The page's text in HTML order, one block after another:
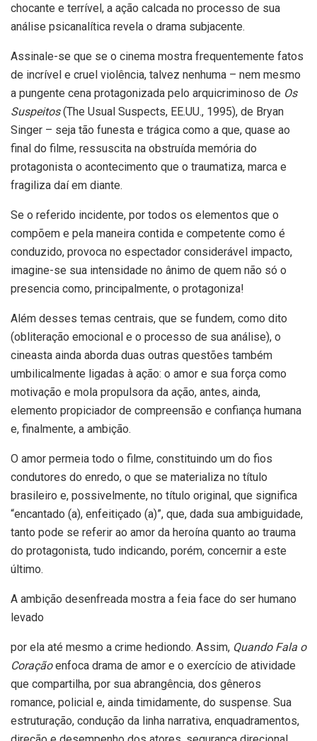
chocante e terrível, a ação calcada no processo de sua
análise psicanalítica revela o drama subjacente.
Assinale-se que se o cinema mostra frequentemente fatos
de incrível e cruel violência, talvez nenhuma – nem mesmo
a pungente cena protagonizada pelo arquicriminoso de Os
Suspeitos(The Usual Suspects, EE.UU., 1995), de Bryan
Singer – seja tão funesta e trágica como a que, quase ao
final do filme, ressuscita na obstruída memória do
protagonista o acontecimento que o traumatiza, marca e
fragiliza daí em diante.
Se o referido incidente, por todos os elementos que o
compõem e pela maneira contida e competente como é
conduzido, provoca no espectador considerável impacto,
imagine-se sua intensidade no ânimo de quem não só o
presencia como, principalmente, o protagoniza!
Além desses temas centrais, que se fundem, como dito
(obliteração emocional e o processo de sua análise), o
cineasta ainda aborda duas outras questões também
umbilicalmente ligadas à ação: o amor e sua força como
motivação e mola propulsora da ação, antes, ainda,
elemento propiciador de compreensão e confiança humana
e, finalmente, a ambição.
O amor permeia todo o filme, constituindo um do fios
condutores do enredo, o que se materializa no título
brasileiro e, possivelmente, no título original, que significa
“encantado (a), enfeitiçado (a)”, que, dada sua ambiguidade,
tanto pode se referir ao amor da heroína quanto ao trauma
do protagonista, tudo indicando, porém, concernir a este
último.
A ambição desenfreada mostra a feia face do ser humano
levado
por ela até mesmo a crime hediondo. Assim, Quando Fala o
Coraçãoenfoca drama de amor e o exercício de atividade
que compartilha, por sua abrangência, dos gêneros
romance, policial e, ainda timidamente, do suspense. Sua
estruturação, condução da linha narrativa, enquadramentos,